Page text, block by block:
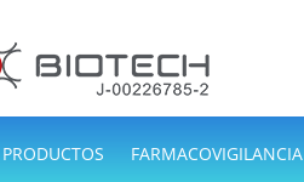
PRODUCTOS FARMACOVIGILANCIA